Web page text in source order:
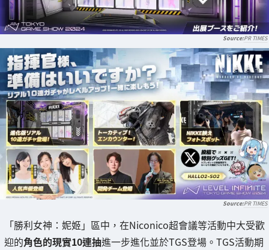
PR TIMES
PR TIMES
「勝利女神：妮姬」區中，在Niconico超會議等活動中大受歡
迎的角色的現實10連抽進一步進化並於TGS登場。TGS活動期